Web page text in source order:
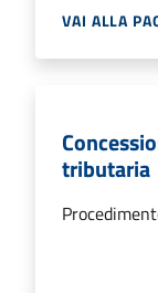
VAI ALLA
tributaria